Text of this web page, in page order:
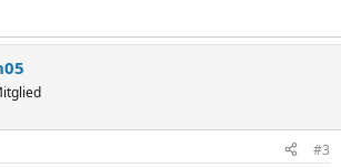
#3